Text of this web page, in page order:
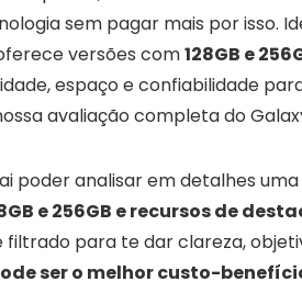
sem pagar mais por isso.
versões com128GB e
espaço e confiabilidade
avaliação completa do
poder analisar em detalhes
e 256GB e recursos de
para te dar clareza,
ser o melhor custo-